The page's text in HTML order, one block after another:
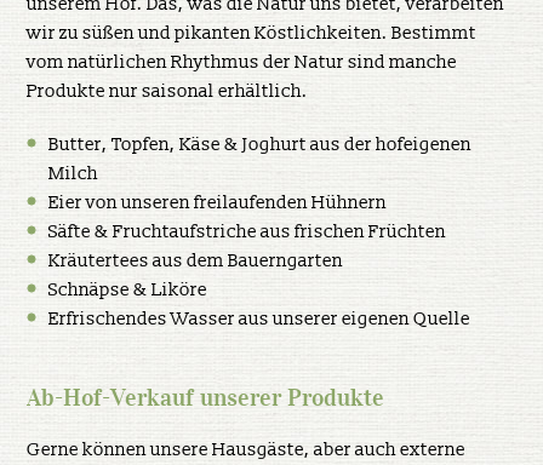
wir zu süßen und pikanten Köstlichkeiten. Bestimmt
vom natürlichen Rhythmus der Natur sind manche
Produkte nur saisonal erhältlich.
Butter, Topfen, Käse & Joghurt aus der hofeigenen
Milch
Eier von unseren freilaufenden Hühnern
Säfte & Fruchtaufstriche aus frischen Früchten
Kräutertees aus dem Bauerngarten
Schnäpse & Liköre
Erfrischendes Wasser aus unserer eigenen Quelle
Ab-Hof-Verkauf unserer Produkte
Gerne können unsere Hausgäste, aber auch externe